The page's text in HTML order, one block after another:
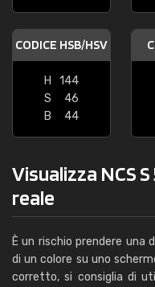
CODICE HSB/HSV
H
144
S
46
B
44
Visualizza NCS
reale
È un rischio prendere una
di un colore su uno
corretto, si consiglia di